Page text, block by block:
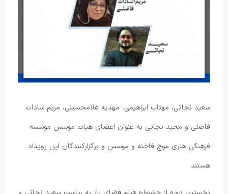
سعید نجاتی، مهتاب ابراهیمی، مهدیه غلامحسینی، مریم سادات
فاضلی و مجید نجاتی به عنوان اعضای هیات موسس موسسه
فرهنگی هنری موج فاخته و موسس و برگزارکنندگان این رویداد
هستند.